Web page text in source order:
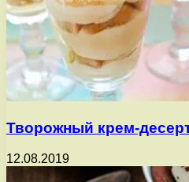
Творожный крем-
12.08.2019